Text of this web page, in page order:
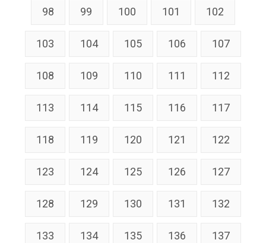
98 99 100 101 102
103 104 105 106 107
108 109 110 111 112
113 114 115 116 117
118 119 120 121 122
123 124 125 126 127
128 129 130 131 132
133 134 135 136 137